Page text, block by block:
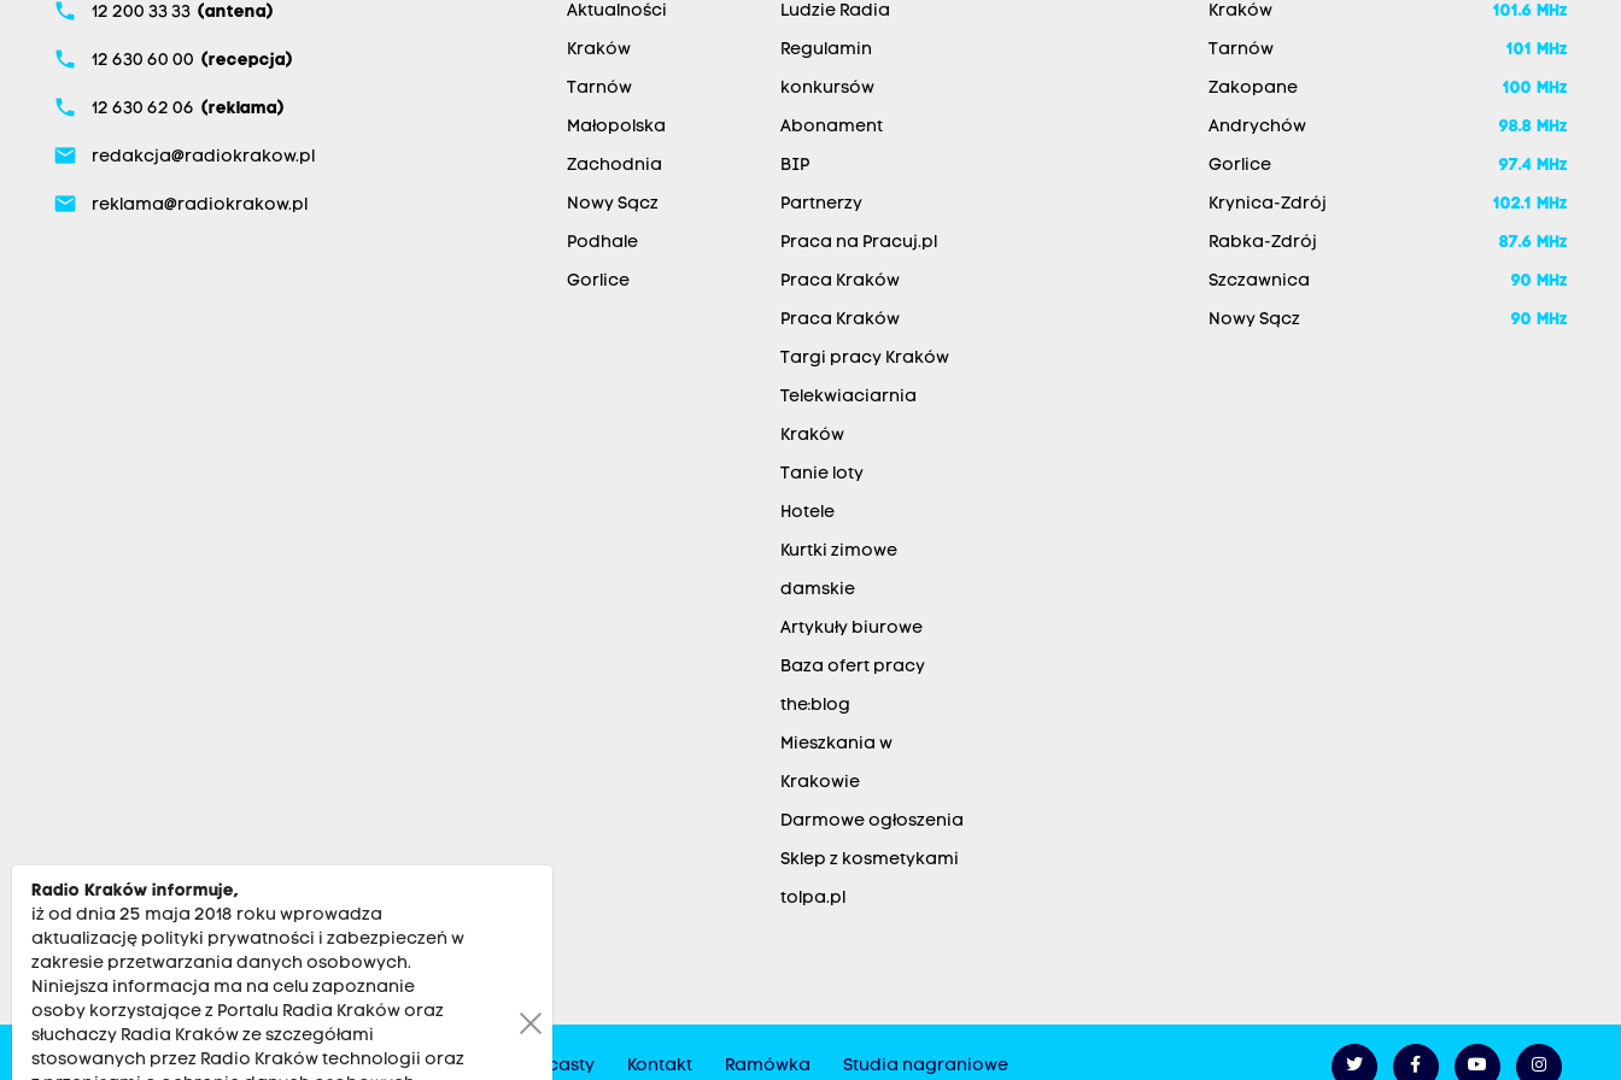
phone 12 200 33 33 (antena)
phone 12 630 60 00 (recepcja)
phone 12 630 62 06 (reklama)
email redakcja@radiokrakow.pl
email reklama@radiokrakow.pl
Aktualności
Kraków
Tarnów
Małopolska
Zachodnia
Nowy Sącz
Podhale
Gorlice
Ludzie Radia
Regulamin
konkursów
Abonament
BIP
Partnerzy
Praca na Pracuj.pl
Praca Kraków
Praca Kraków
Targi pracy Kraków
Telekwiaciarnia
Kraków
Tanie loty
Hotele
Kurtki zimowe
damskie
Artykuły biurowe
Baza ofert pracy
the:blog
Mieszkania w
Krakowie
Darmowe ogłoszenia
Sklep z kosmetykami
tolpa.pl
Kraków 101.6 MHz
Tarnów 101 MHz
Zakopane 100 MHz
Andrychów 98.8 MHz
Gorlice 97.4 MHz
Krynica-Zdrój 102.1 MHz
Rabka-Zdrój 87.6 MHz
Szczawnica 90 MHz
Nowy Sącz 90 MHz
Zobacz Kultura Sport Muzyka Audycje Podcasty Kontakt Ramówka Studia nagraniowe
Radio Kraków informuje,
iż od dnia 25 maja 2018 roku wprowadza
aktualizację polityki prywatności i zabezpieczeń w
zakresie przetwarzania danych osobowych.
Niniejsza informacja ma na celu zapoznanie
osoby korzystające z Portalu Radia Kraków oraz
słuchaczy Radia Kraków ze szczegółami
stosowanych przez Radio Kraków technologii oraz